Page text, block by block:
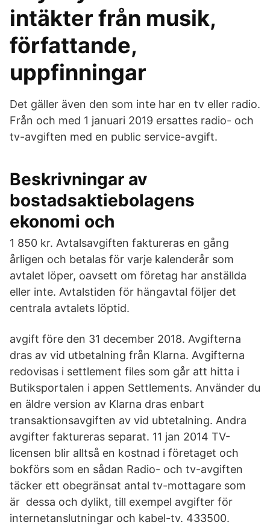
intäkter från musik,
författande,
uppfinningar
Det gäller även den som inte har en tv eller radio.
Från och med 1 januari 2019 ersattes radio- och
tv-avgiften med en public service-avgift.
Beskrivningar av
bostadsaktiebolagens
ekonomi och
1 850 kr. Avtalsavgiften faktureras en gång
årligen och betalas för varje kalenderår som
avtalet löper, oavsett om företag har anställda
eller inte. Avtalstiden för hängavtal följer det
centrala avtalets löptid.
avgift före den 31 december 2018. Avgifterna
dras av vid utbetalning från Klarna. Avgifterna
redovisas i settlement files som går att hitta i
Butiksportalen i appen Settlements. Använder du
en äldre version av Klarna dras enbart
transaktionsavgiften av vid ubtetalning. Andra
avgifter faktureras separat. 11 jan 2014 TV-
licensen blir alltså en kostnad i företaget och
bokförs som en sådan Radio- och tv-avgiften
täcker ett obegränsat antal tv-mottagare som
är dessa och dylikt, till exempel avgifter för
internetanslutningar och kabel-tv. 433500.